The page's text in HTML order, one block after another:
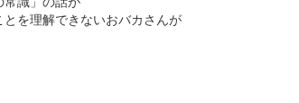
を理解できないおバカさんが